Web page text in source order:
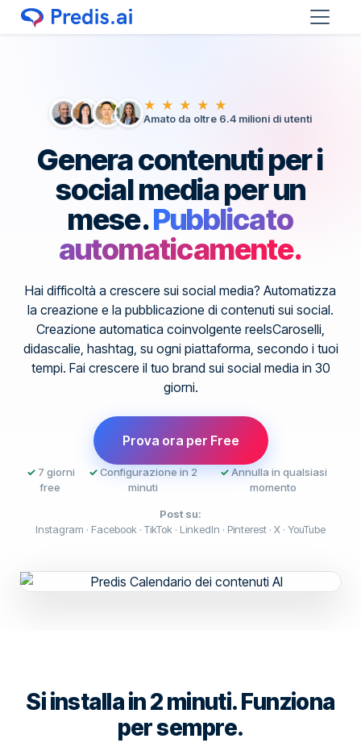
★ ★ ★ ★ ★
Amato da oltre 6.4 milioni di utenti
Genera contenuti per i
social media per un
mese.Pubblicato
automaticamente.
Hai difficoltà a crescere sui social media? Automatizza
la creazione e la pubblicazione di contenuti sui social.
Creazione automatica coinvolgente reelsCaroselli,
didascalie, hashtag, su ogni piattaforma, secondo i tuoi
tempi. Fai crescere il tuo brand sui social media in 30
giorni.
Prova ora per Free
✓7 giorni
free
✓Configurazione in 2
minuti
✓Annulla in qualsiasi
momento
Post su:
Instagram · Facebook · TikTok · LinkedIn · Pinterest · X · YouTube
Si installa in 2 minuti. Funziona
per sempre.